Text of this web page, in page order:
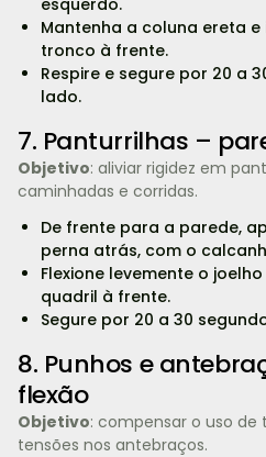
Mantenha a coluna ereta e
tronco à frente.
Respire e segure por 20 a
lado.
7. Panturrilhas –
Objetivo: aliviar rigidez em
caminhadas e corridas.
De frente para a parede,
perna atrás, com o
Flexione levemente o
quadril à frente.
Segure por 20 a 30
8. Punhos e
flexão
Objetivo: compensar o uso de
tensões nos antebraços.